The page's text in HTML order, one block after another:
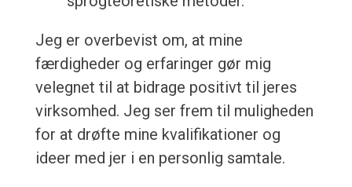
Jeg er overbevist om, at mine
færdigheder og erfaringer gør mig
velegnet til at bidrage positivt til jeres
virksomhed. Jeg ser frem til muligheden
for at drøfte mine kvalifikationer og
ideer med jer i en personlig samtale.